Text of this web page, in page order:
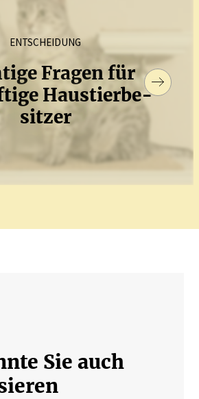
ENTSCHEIDUNG
Fragen für
Haustier­be­
sitzer
Sie auch